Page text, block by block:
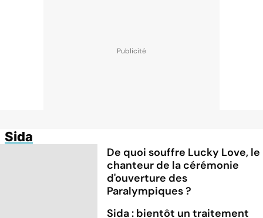
Sida
De quoi souffre Lucky Love, le
chanteur de la cérémonie
d'ouverture des
Paralympiques ?
Sida : bientôt un traitement